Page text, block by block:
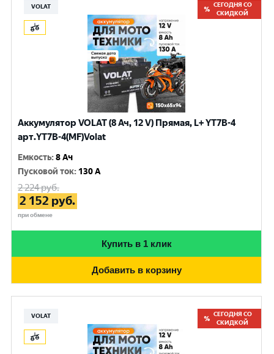
VOLAT
СЕГОДНЯ СО
СКИДКОЙ
Аккумулятор VOLAT (8 Ач, 12 V) Прямая, L+ YT7B-4
арт.YT7B-4(MF)Volat
Емкость:8 Ач
Пусковой ток: 130 A
2 224руб.
2 152 руб.
при обмене
Купить в 1 клик
Добавить в корзину
VOLAT
СЕГОДНЯ СО
СКИДКОЙ